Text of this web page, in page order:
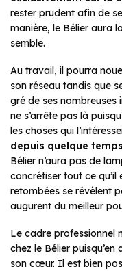
rester prudent afin de
manière, le Bélier aura
semble.
Au travail, il pourra
son réseau tandis que
gré de ses nombreuses
ne s’arrête pas là
les choses qui
depuis quelque
Bélier n’aura pas de
concrétiser tout ce qu’il
retombées se révèlent
augurent du meilleur
Le cadre professionnel
chez le Bélier
son cœur. Il est bien